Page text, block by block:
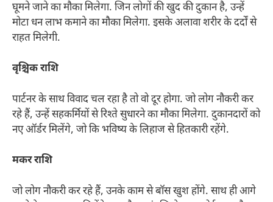
घूमने जाने का मौका मिलेगा. जिन लोगों की खुद की दुकान है, उन्हें
मोटा धन लाभ कमाने का मौका मिलेगा. इसके अलावा शरीर के दर्दों से
राहत मिलेगी.
वृश्चिक राशि
पार्टनर के साथ विवाद चल रहा है तो वो दूर होगा. जो लोग नौकरी कर
रहे हैं, उन्हें सहकर्मियों से रिश्ते सुधारने का मौका मिलेगा. दुकानदारों को
नए ऑर्डर मिलेंगे, जो कि भविष्य के लिहाज से हितकारी रहेंगे.
मकर राशि
जो लोग नौकरी कर रहे हैं, उनके काम से बॉस खुश होंगे. साथ ही आगे